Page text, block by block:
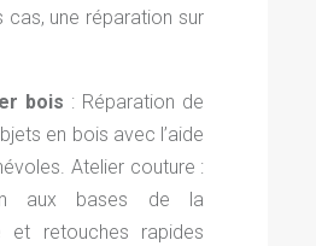
cas, une réparation sur
bois : Réparation de
en bois avec l’aide
Atelier couture :
aux bases de la
et retouches rapides